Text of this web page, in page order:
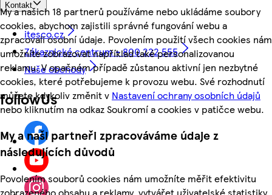
My a našich 18 partnerů používáme nebo ukládáme soubory
cookies, abychom zajistili správné fungování webu a
zpracovali osobní údaje. Povolením použití všech cookies nám
umožníte zobrazovat například také personalizovanou
reklamu. V opačném případě zůstanou aktivní jen nezbytné
cookies, které potřebujeme k provozu webu. Své rozhodnutí
můžete kdykoliv změnit v Nastavení ochrany osobních údajů
nebo kliknutím na odkaz Soukromí a cookies v patičce webu.
My a naši partneři zpracováváme údaje z
následujících důvodů
Povolením souborů cookies nám umožníte měřit efektivitu
Kontakt
itesco.cz
Zákaznické centrum - 800 222 555
Naše obchody
followUs